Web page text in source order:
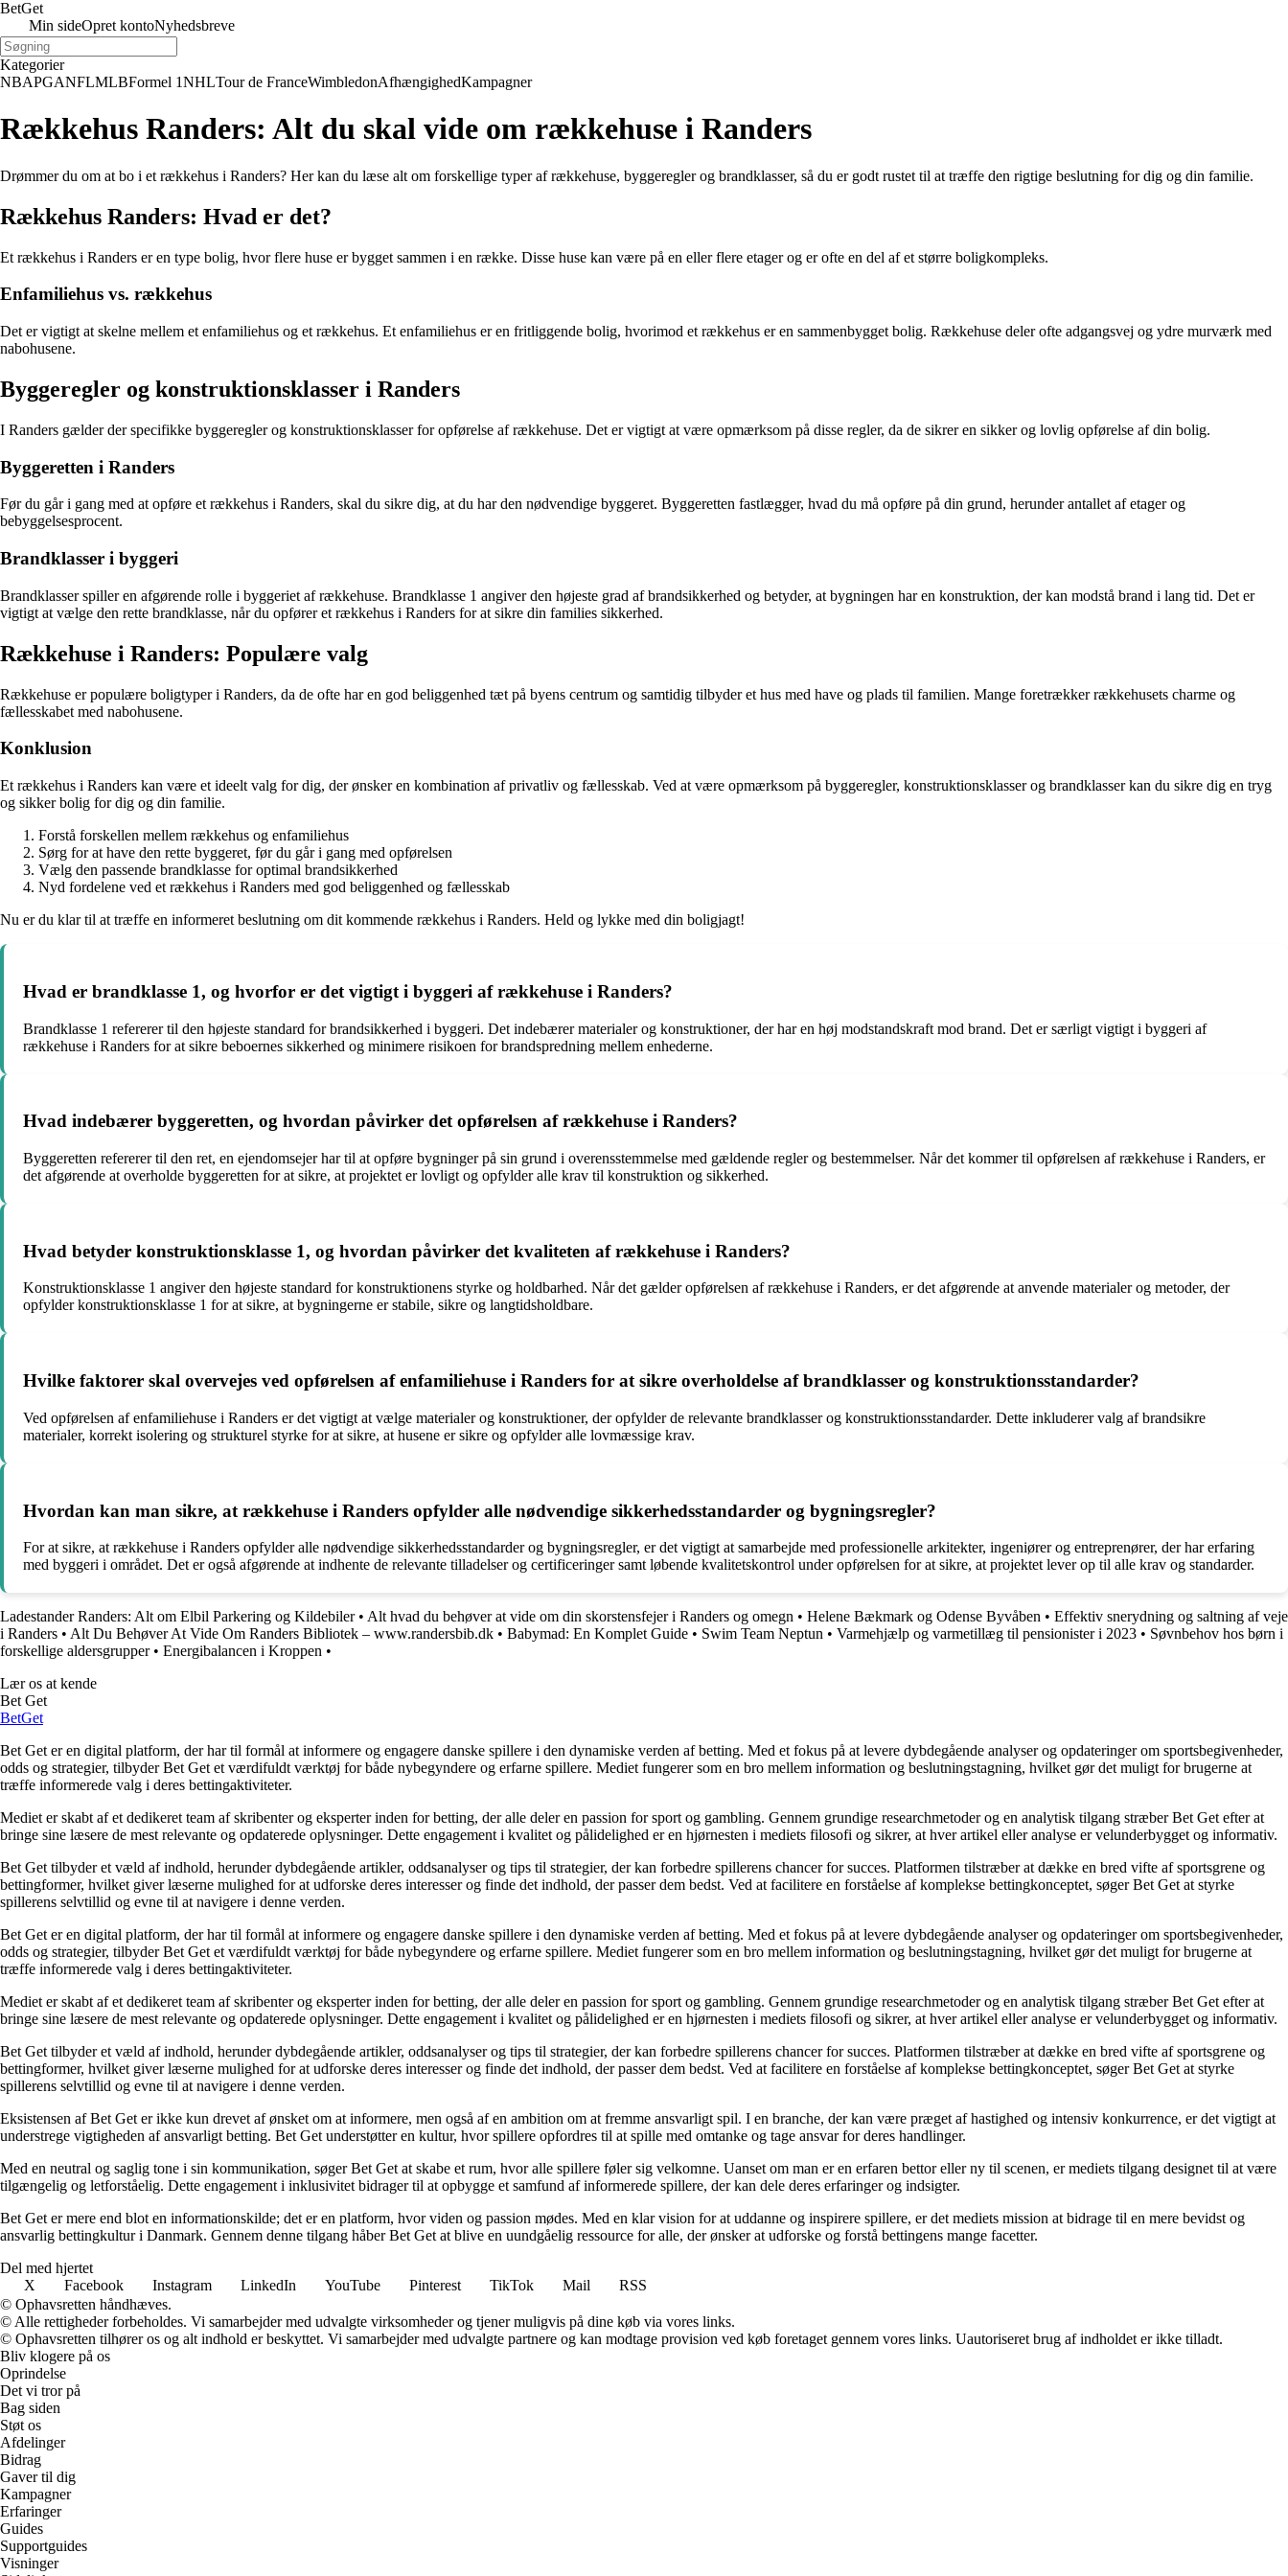
BetGet
Min sideOpret kontoNyhedsbreve
Kategorier
NBAPGANFLMLBFormel 1NHLTour de FranceWimbledonAfhængighedKampagner
Rækkehus Randers: Alt du skal vide om rækkehuse i Randers
Drømmer du om at bo i et rækkehus i Randers? Her kan du læse alt om forskellige typer af rækkehuse, byggeregler og brandklasser, så du er godt rustet til at træffe den rigtige beslutning for dig og din familie.
Rækkehus Randers: Hvad er det?
Et rækkehus i Randers er en type bolig, hvor flere huse er bygget sammen i en række. Disse huse kan være på en eller flere etager og er ofte en del af et større boligkompleks.
Enfamiliehus vs. rækkehus
Det er vigtigt at skelne mellem et enfamiliehus og et rækkehus. Et enfamiliehus er en fritliggende bolig, hvorimod et rækkehus er en sammenbygget bolig. Rækkehuse deler ofte adgangsvej og ydre murværk med
nabohusene.
Byggeregler og konstruktionsklasser i Randers
I Randers gælder der specifikke byggeregler og konstruktionsklasser for opførelse af rækkehuse. Det er vigtigt at være opmærksom på disse regler, da de sikrer en sikker og lovlig opførelse af din bolig.
Byggeretten i Randers
Før du går i gang med at opføre et rækkehus i Randers, skal du sikre dig, at du har den nødvendige byggeret. Byggeretten fastlægger, hvad du må opføre på din grund, herunder antallet af etager og
bebyggelsesprocent.
Brandklasser i byggeri
Brandklasser spiller en afgørende rolle i byggeriet af rækkehuse. Brandklasse 1 angiver den højeste grad af brandsikkerhed og betyder, at bygningen har en konstruktion, der kan modstå brand i lang tid. Det er
vigtigt at vælge den rette brandklasse, når du opfører et rækkehus i Randers for at sikre din families sikkerhed.
Rækkehuse i Randers: Populære valg
Rækkehuse er populære boligtyper i Randers, da de ofte har en god beliggenhed tæt på byens centrum og samtidig tilbyder et hus med have og plads til familien. Mange foretrækker rækkehusets charme og
fællesskabet med nabohusene.
Konklusion
Et rækkehus i Randers kan være et ideelt valg for dig, der ønsker en kombination af privatliv og fællesskab. Ved at være opmærksom på byggeregler, konstruktionsklasser og brandklasser kan du sikre dig en tryg
og sikker bolig for dig og din familie.
Forstå forskellen mellem rækkehus og enfamiliehus
Sørg for at have den rette byggeret, før du går i gang med opførelsen
Vælg den passende brandklasse for optimal brandsikkerhed
Nyd fordelene ved et rækkehus i Randers med god beliggenhed og fællesskab
Nu er du klar til at træffe en informeret beslutning om dit kommende rækkehus i Randers. Held og lykke med din boligjagt!
Hvad er brandklasse 1, og hvorfor er det vigtigt i byggeri af rækkehuse i Randers?
Brandklasse 1 refererer til den højeste standard for brandsikkerhed i byggeri. Det indebærer materialer og konstruktioner, der har en høj modstandskraft mod brand. Det er særligt vigtigt i byggeri af
rækkehuse i Randers for at sikre beboernes sikkerhed og minimere risikoen for brandspredning mellem enhederne.
Hvad indebærer byggeretten, og hvordan påvirker det opførelsen af rækkehuse i Randers?
Byggeretten refererer til den ret, en ejendomsejer har til at opføre bygninger på sin grund i overensstemmelse med gældende regler og bestemmelser. Når det kommer til opførelsen af rækkehuse i Randers, er
det afgørende at overholde byggeretten for at sikre, at projektet er lovligt og opfylder alle krav til konstruktion og sikkerhed.
Hvad betyder konstruktionsklasse 1, og hvordan påvirker det kvaliteten af rækkehuse i Randers?
Konstruktionsklasse 1 angiver den højeste standard for konstruktionens styrke og holdbarhed. Når det gælder opførelsen af rækkehuse i Randers, er det afgørende at anvende materialer og metoder, der
opfylder konstruktionsklasse 1 for at sikre, at bygningerne er stabile, sikre og langtidsholdbare.
Hvilke faktorer skal overvejes ved opførelsen af enfamiliehuse i Randers for at sikre overholdelse af brandklasser og konstruktionsstandarder?
Ved opførelsen af enfamiliehuse i Randers er det vigtigt at vælge materialer og konstruktioner, der opfylder de relevante brandklasser og konstruktionsstandarder. Dette inkluderer valg af brandsikre
materialer, korrekt isolering og strukturel styrke for at sikre, at husene er sikre og opfylder alle lovmæssige krav.
Hvordan kan man sikre, at rækkehuse i Randers opfylder alle nødvendige sikkerhedsstandarder og bygningsregler?
For at sikre, at rækkehuse i Randers opfylder alle nødvendige sikkerhedsstandarder og bygningsregler, er det vigtigt at samarbejde med professionelle arkitekter, ingeniører og entreprenører, der har erfaring
med byggeri i området. Det er også afgørende at indhente de relevante tilladelser og certificeringer samt løbende kvalitetskontrol under opførelsen for at sikre, at projektet lever op til alle krav og standarder.
Ladestander Randers: Alt om Elbil Parkering og Kildebiler• Alt hvad du behøver at vide om din skorstensfejer i Randers og omegn • Helene Bækmark og Odense Byvåben • Effektiv snerydning og saltning af veje
i Randers • Alt Du Behøver At Vide Om Randers Bibliotek – www.randersbib.dk • Babymad: En Komplet Guide • Swim Team Neptun • Varmehjælp og varmetillæg til pensionister i 2023 • Søvnbehov hos børn i
forskellige aldersgrupper• Energibalancen i Kroppen •
Lær os at kende
Bet Get
BetGet
Bet Get er en digital platform, der har til formål at informere og engagere danske spillere i den dynamiske verden af betting. Med et fokus på at levere dybdegående analyser og opdateringer om sportsbegivenheder,
odds og strategier, tilbyder Bet Get et værdifuldt værktøj for både nybegyndere og erfarne spillere. Mediet fungerer som en bro mellem information og beslutningstagning, hvilket gør det muligt for brugerne at
træffe informerede valg i deres bettingaktiviteter.
Mediet er skabt af et dedikeret team af skribenter og eksperter inden for betting, der alle deler en passion for sport og gambling. Gennem grundige researchmetoder og en analytisk tilgang stræber Bet Get efter at
bringe sine læsere de mest relevante og opdaterede oplysninger. Dette engagement i kvalitet og pålidelighed er en hjørnesten i mediets filosofi og sikrer, at hver artikel eller analyse er velunderbygget og informativ.
Bet Get tilbyder et væld af indhold, herunder dybdegående artikler, oddsanalyser og tips til strategier, der kan forbedre spillerens chancer for succes. Platformen tilstræber at dække en bred vifte af sportsgrene og
bettingformer, hvilket giver læserne mulighed for at udforske deres interesser og finde det indhold, der passer dem bedst. Ved at facilitere en forståelse af komplekse bettingkonceptet, søger Bet Get at styrke
spillerens selvtillid og evne til at navigere i denne verden.
Bet Get er en digital platform, der har til formål at informere og engagere danske spillere i den dynamiske verden af betting. Med et fokus på at levere dybdegående analyser og opdateringer om sportsbegivenheder,
odds og strategier, tilbyder Bet Get et værdifuldt værktøj for både nybegyndere og erfarne spillere. Mediet fungerer som en bro mellem information og beslutningstagning, hvilket gør det muligt for brugerne at
træffe informerede valg i deres bettingaktiviteter.
Mediet er skabt af et dedikeret team af skribenter og eksperter inden for betting, der alle deler en passion for sport og gambling. Gennem grundige researchmetoder og en analytisk tilgang stræber Bet Get efter at
bringe sine læsere de mest relevante og opdaterede oplysninger. Dette engagement i kvalitet og pålidelighed er en hjørnesten i mediets filosofi og sikrer, at hver artikel eller analyse er velunderbygget og informativ.
Bet Get tilbyder et væld af indhold, herunder dybdegående artikler, oddsanalyser og tips til strategier, der kan forbedre spillerens chancer for succes. Platformen tilstræber at dække en bred vifte af sportsgrene og
bettingformer, hvilket giver læserne mulighed for at udforske deres interesser og finde det indhold, der passer dem bedst. Ved at facilitere en forståelse af komplekse bettingkonceptet, søger Bet Get at styrke
spillerens selvtillid og evne til at navigere i denne verden.
Eksistensen af Bet Get er ikke kun drevet af ønsket om at informere, men også af en ambition om at fremme ansvarligt spil. I en branche, der kan være præget af hastighed og intensiv konkurrence, er det vigtigt at
understrege vigtigheden af ansvarligt betting. Bet Get understøtter en kultur, hvor spillere opfordres til at spille med omtanke og tage ansvar for deres handlinger.
Med en neutral og saglig tone i sin kommunikation, søger Bet Get at skabe et rum, hvor alle spillere føler sig velkomne. Uanset om man er en erfaren bettor eller ny til scenen, er mediets tilgang designet til at være
tilgængelig og letforståelig. Dette engagement i inklusivitet bidrager til at opbygge et samfund af informerede spillere, der kan dele deres erfaringer og indsigter.
Bet Get er mere end blot en informationskilde; det er en platform, hvor viden og passion mødes. Med en klar vision for at uddanne og inspirere spillere, er det mediets mission at bidrage til en mere bevidst og
ansvarlig bettingkultur i Danmark. Gennem denne tilgang håber Bet Get at blive en uundgåelig ressource for alle, der ønsker at udforske og forstå bettingens mange facetter.
Del med hjertet
X
Facebook Instagram LinkedIn YouTube Pinterest TikTok Mail
RSS
© Ophavsretten håndhæves.
© Alle rettigheder forbeholdes. Vi samarbejder med udvalgte virksomheder og tjener muligvis på dine køb via vores links.
© Ophavsretten tilhører os og alt indhold er beskyttet. Vi samarbejder med udvalgte partnere og kan modtage provision ved køb foretaget gennem vores links. Uautoriseret brug af indholdet er ikke tilladt.
Bliv klogere på os
Oprindelse
Det vi tror på
Bag siden
Støt os
Afdelinger
Bidrag
Gaver til dig
Kampagner
Erfaringer
Guides
Supportguides
Visninger